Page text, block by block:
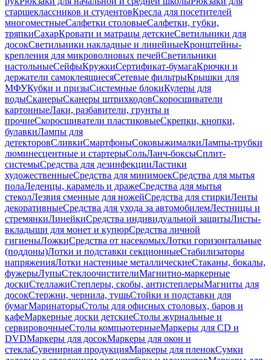
старшеклассников и студентовКресла для посетителей
многоместныеСалфетки столовыеСалфетки, губки,
тряпкиСахарКровати и матрацы детскиеСветильники для
досокСветильники накладные и линейныеКронштейны-
крепления для микроволновых печейСветильники
настольныеСейфыКружкиСертификат-бумагаКрючки и
держатели самоклеящиесяСетевые фильтрыКрышки для
МФУКубки и призыСистемные блокиКулеры для
водыСканерыСканеры штрихкодовСкоросшиватели
картонныеЛаки, разбавители, грунты и
прочиеСкоросшиватели пластиковыеСкрепки, кнопки,
булавкиЛампы для
детекторовСливкиСмартфоныСоковыжималкиЛампы-трубки
люминесцентные и стартерыСольЛанч-боксыСплит-
системыСредства для дезинфекцииЛастики
художественныеСредства для минимоекСредства для мытья
полаЛеденцы, карамель и дражеСредства для мытья
стеколЛезвия сменные для ножейСредства для стиркиЛенты
декоративныеСредства для ухода за автомобилемЛестницы и
стремянкиЛинейкиСредства индивидуальной защитыЛисты-
вкладыши для монет и купюрСредства личной
гигиеныЛожкиСредства от насекомыхЛотки горизонтальные
(поддоны)Лотки и подставки секционныеСтабилизаторы
напряженияЛотки настенные металлическиеСтаканы, бокалы,
фужерыЛупыСтеклоочистителиМагнитно-маркерные
доскиСтеллажиСтеплеры, скобы, антистеплерыМагниты для
досокСтержни, чернила, тушьСтойки и подставки для
бумагМаринаторыСтолы для офисных столовых, баров и
кафеМаркерные доски детскиеСтолы журнальные и
сервировочныеСтолы компьютерныеМаркеры для CD и
DVDМаркеры для досокМаркеры для окон и
стеклаСувенирная продукцияМаркеры для пленокСумки